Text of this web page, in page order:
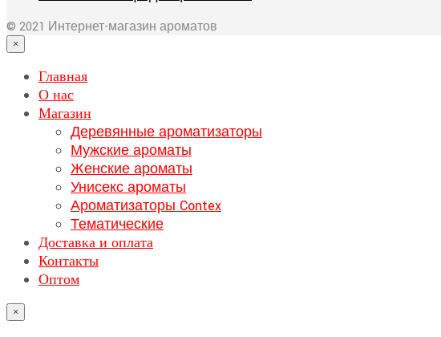
© 2021 Интернет-магазин ароматов
×
Главная
О нас
Магазин
Деревянные ароматизаторы
Мужские ароматы
Женские ароматы
Унисекс ароматы
Ароматизаторы Contex
Тематические
Доставка и оплата
Контакты
Оптом
×